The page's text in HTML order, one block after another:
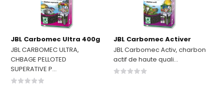
JBL Carbomec Ultra 400g
JBL CARBOMEC ULTRA,
CHBAGE PELLOTED
SUPERATIVE P...
JBL Carbomec Activer
JBL Carbomec Activ, charbon
actif de haute quali...